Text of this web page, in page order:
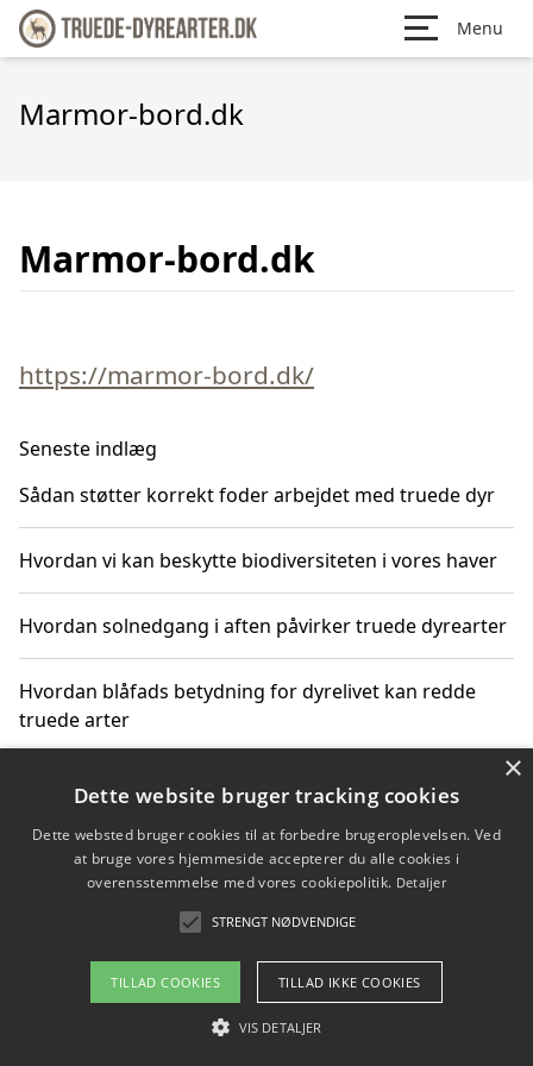
Menu
Marmor-bord.dk
Marmor-bord.dk
https://marmor-bord.dk/
Seneste indlæg
Sådan støtter korrekt foder arbejdet med truede dyr
Hvordan vi kan beskytte biodiversiteten i vores haver
Hvordan solnedgang i aften påvirker truede dyrearter
Hvordan blåfads betydning for dyrelivet kan redde
truede arter
Hvordan kan gaver til unge voksne støtte bevarelsen
Copyright 2026 - Pilanto Aps
Om / kontakt
Blog Betingelser
×
Dette website bruger tracking cookies
Dette websted bruger cookies til at forbedre brugeroplevelsen. Ved
at bruge vores hjemmeside accepterer du alle cookies i
overensstemmelse med vores cookiepolitik. Detaljer
STRENGT NØDVENDIGE
TILLAD COOKIES TILLAD IKKE COOKIES
VIS DETALJER